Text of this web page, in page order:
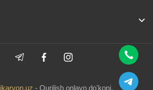
ikarvon.uz - Qurilish onlayn do'koni.